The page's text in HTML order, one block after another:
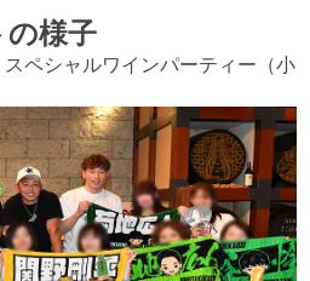
の様子
ペシャルワインパーティー（小